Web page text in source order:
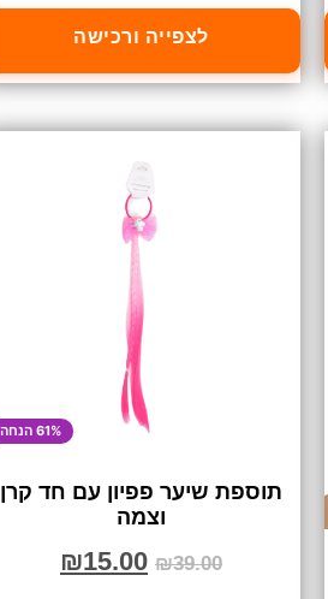
לצפייה ורכישה
61% הנחה
תוספת שיער פפיון עם חד קרן
וצמה
₪39.00
₪15.00